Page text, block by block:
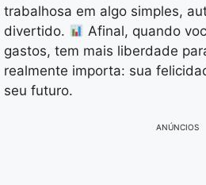
trabalhosa em algo simples,
divertido.
Afinal, quando
gastos, tem mais liberdade
realmente importa: sua
seu futuro.
ANÚNCIOS